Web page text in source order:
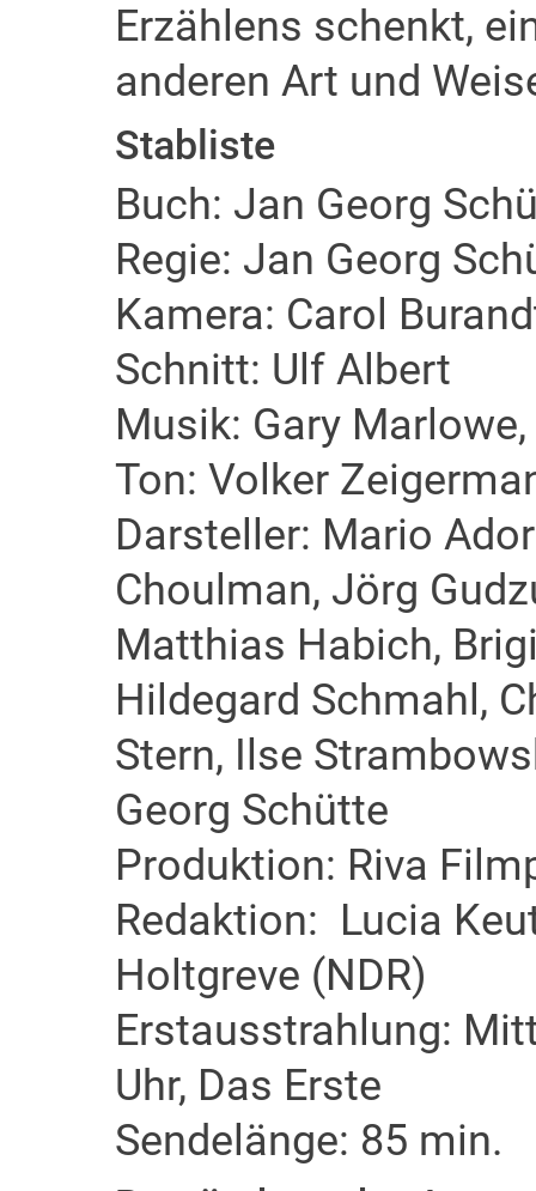
Erzählens schenkt,
anderen Art und
Stabliste
Buch: Jan Georg
Regie: Jan Georg
Kamera: Carol
Schnitt: Ulf Albert
Musik: Gary
Ton: Volker
Darsteller: Mario
Choulman, Jörg
Matthias Habich,
Hildegard Schmahl,
Stern, Ilse
Georg Schütte
Produktion: Riva
Redaktion: Lucia
Holtgreve (NDR)
Erstausstrahlung:
Uhr, Das Erste
Sendelänge: 85 min.